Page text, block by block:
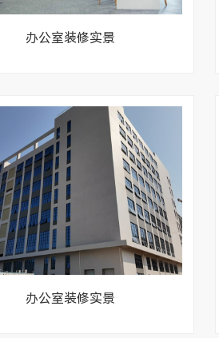
办公室装修实景
办公室装修实景